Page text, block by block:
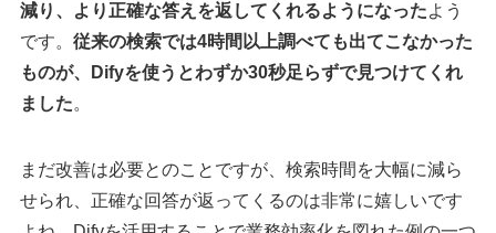
減り、より正確な答えを返してくれるようになったよう
です。 従来の検索では4時間以上調べても出てこなかった
ものが、Difyを使うとわずか30秒足らずで見つけてくれ
ました。
まだ改善は必要とのことですが、検索時間を大幅に減ら
せられ、正確な回答が返ってくるのは非常に嬉しいです